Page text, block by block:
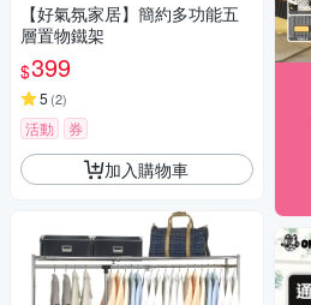
【好氣氛家居】簡約多功能五
層置物鐵架
$399
5 (2)
活動 券
加入購物車